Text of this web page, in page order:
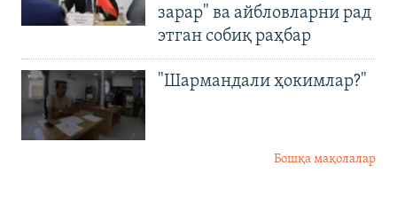
зарар" ва айбловларни рад
этган собиқ раҳбар
"Шармандали ҳокимлар?"
Бошқа мақолалар